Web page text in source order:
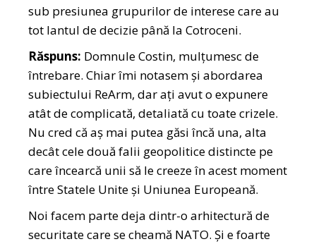
sub presiunea grupurilor de interese care au
tot lantul de decizie până la Cotroceni.
Răspuns: Domnule Costin, mulțumesc de
întrebare. Chiar îmi notasem și abordarea
subiectului ReArm, dar ați avut o expunere
atât de complicată, detaliată cu toate crizele.
Nu cred că aș mai putea găsi încă una, alta
decât cele două falii geopolitice distincte pe
care încearcă unii să le creeze în acest moment
între Statele Unite și Uniunea Europeană.
Noi facem parte deja dintr-o arhitectură de
securitate care se cheamă NATO. Și e foarte